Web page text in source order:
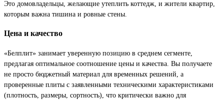
Это домовладельцы, желающие утеплить коттедж, и жители квартир,
которым важна тишина и ровные стены.
Цена и качество
«Белплит» занимает уверенную позицию в среднем сегменте,
предлагая оптимальное соотношение цены и качества. Вы получаете
не просто бюджетный материал для временных решений, а
проверенные плиты с заявленными техническими характеристиками
(плотность, размеры, сортность), что критически важно для